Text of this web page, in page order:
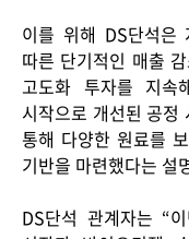
이를 위해 DS단석은
따른 단기적인 매출
고도화 투자를 지속
시작으로 개선된 공정
통해 다양한 원료를
기반을 마련했다는 설
DS단석 관계자는 “